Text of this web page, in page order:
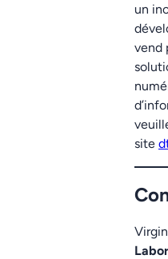
un
vend
site